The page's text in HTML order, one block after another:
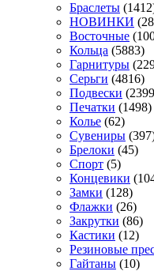
Браслеты
НОВИНКИ
Восточные
Кольца (5883)
Гарнитуры
Серьги (4816)
Подвески
Печатки (1498)
Колье (62)
Сувениры
Брелоки (45)
Спорт (5)
Концевики
Замки (128)
Флажки (26)
Закрутки (86)
Кастики (12)
Резиновые
Гайтаны (10)